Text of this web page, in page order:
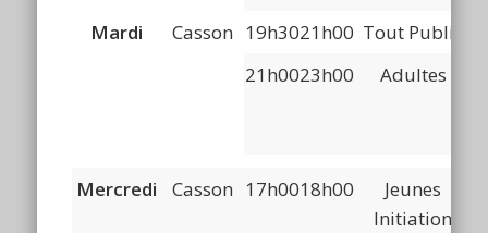
Mardi Casson 19h3021h00 Tout Public
21h0023h00 Adultes
Mercredi Casson 17h0018h00
Jeunes
Initiation